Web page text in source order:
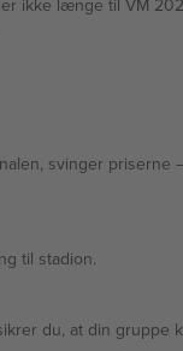
ikke længe til VM
for kamp 103 for at
til stadion.
du, at din gruppe